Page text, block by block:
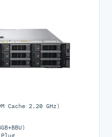
Cache 2.20 GHz)
Plug